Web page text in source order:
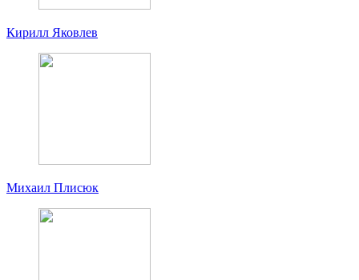
Кирилл Яковлев
Михаил Плисюк